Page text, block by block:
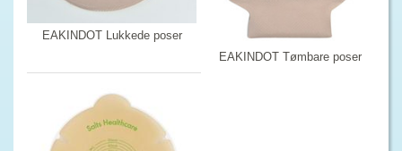
EAKINDOT Lukkede poser
EAKINDOT Tømbare poser